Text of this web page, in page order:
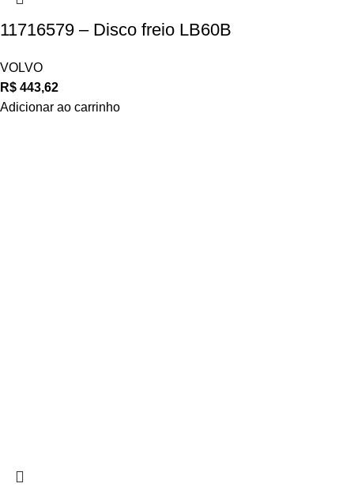
11716579 – Disco freio LB60B
VOLVO
R$ 443,62
Adicionar ao carrinho